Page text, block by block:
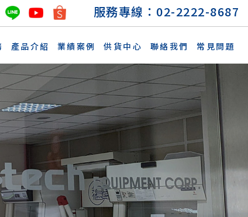
服務專線： 02-2222-8687
產品介紹 業績案例 供貨中心 聯絡我們 常見問題